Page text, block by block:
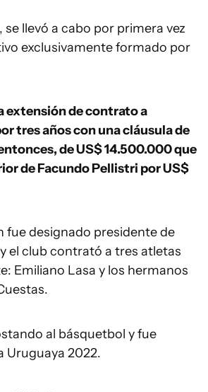
se llevó a cabo por primera vez
exclusivamente formado por
extensión de contrato a
tres años con una cláusula de
de US$ 14.500.000 que
de Facundo Pellistri por US$
fue designado presidente de
el club contrató a tres atletas
Emiliano Lasa y los hermanos
al básquetbol y fue
Uruguaya 2022.